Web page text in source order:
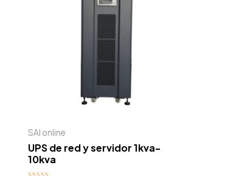
SAI online
UPS de red y servidor 1kva-
10kva